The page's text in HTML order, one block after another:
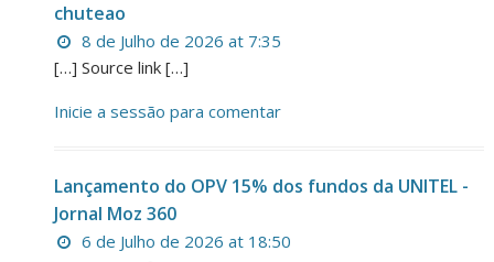
chuteao
8 de Julho de 2026 at 7:35
[…] Source link […]
Inicie a sessão para comentar
Lançamento do OPV 15% dos fundos da UNITEL -
Jornal Moz 360
6 de Julho de 2026 at 18:50